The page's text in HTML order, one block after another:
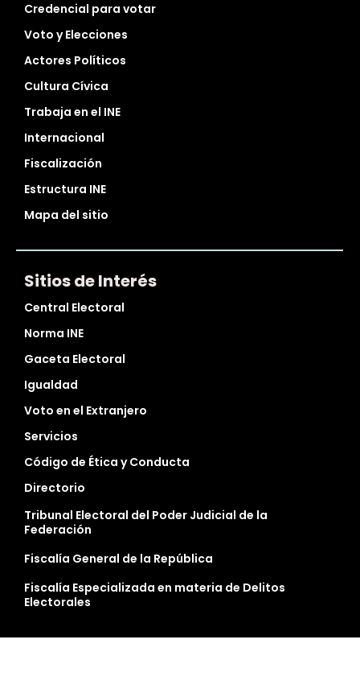
Credencial para votar
Voto y Elecciones
Actores Políticos
Cultura Cívica
Trabaja en el INE
Internacional
Fiscalización
Estructura INE
Mapa del sitio
Sitios de Interés
Central Electoral
Norma INE
Gaceta Electoral
Igualdad
Voto en el Extranjero
Servicios
Código de Ética y Conducta
Directorio
Tribunal Electoral del Poder Judicial de la
Federación
Fiscalía General de la República
Fiscalía Especializada en materia de Delitos
Electorales